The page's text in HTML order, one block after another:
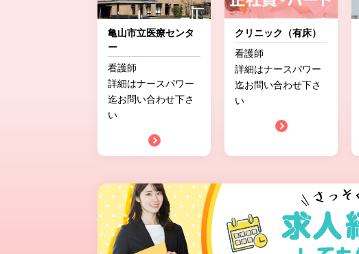
亀山市立医療センタ
ー
看護師
詳細はナースパワー
迄お問い合わせ下さ
い
クリニック（有床）
看護師
詳細はナースパワー
迄お問い合わせ下さ
い